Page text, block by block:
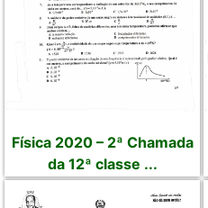
Física 2020 – 2ª Chamada
da 12ª classe ...